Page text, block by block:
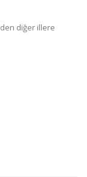
diğer illere